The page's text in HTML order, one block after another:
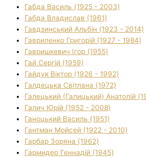
Габда Василь (1925 - 2003)
Габда Владислав (1961)
Гавдзинський Альбін (1923 - 2014)
Гавриленко Григорій (1927 - 1984)
Гавришкевич Ігор (1955)
Гай Сергій (1959)
Гайдук Віктор (1926 - 1992)
Галдецька Світлана (1972)
Галецький (Галицький) Анатолій
Галич Юрій (1952 - 2008)
Ганоцький Василь (1951)
Гантман Мойсей (1922 - 2010)
Гарбар Зоряна (1962)
Гармидер Геннадій (1945)